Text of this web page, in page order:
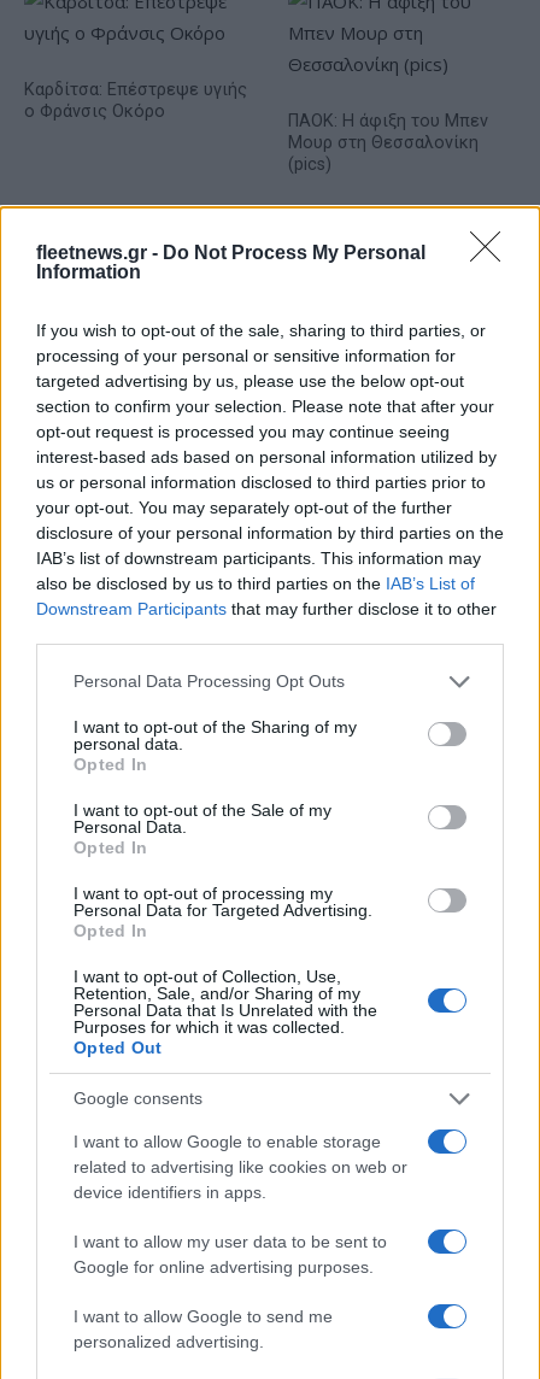
fleetnews.gr - Do Not Process My Personal
Information
If you wish to opt-out of the sale, sharing to third parties, or
processing of your personal or sensitive information for
targeted advertising by us, please use the below opt-out
section to confirm your selection. Please note that after your
opt-out request is processed you may continue seeing
interest-based ads based on personal information utilized by
us or personal information disclosed to third parties prior to
your opt-out. You may separately opt-out of the further
disclosure of your personal information by third parties on the
IAB’s list of downstream participants. This information may
also be disclosed by us to third parties on the IAB’s List of
Downstream Participants that may further disclose it to other
Please note that this website/app uses one or more Google
not limited to your visit or usage behaviour. You may click to
grant or deny consent to Google and its third-party tags to
use your data for below specified purposes in below Google
consent section.
Personal Data Processing Opt Outs
I want to opt-out of the Sharing of my
personal data.
Opted In
I want to opt-out of the Sale of my
Personal Data.
Opted In
I want to opt-out of processing my
Personal Data for Targeted Advertising.
Opted In
I want to opt-out of Collection, Use,
Retention, Sale, and/or Sharing of my
Personal Data that Is Unrelated with the
Purposes for which it was collected.
Opted Out
Google consents
I want to allow Google to enable storage
related to advertising like cookies on web or
device identifiers in apps.
I want to allow my user data to be sent to
Google for online advertising purposes.
I want to allow Google to send me
personalized advertising.
Καρδίτσα: Επέστρεψε υγιής
ο Φράνσις Οκόρο
ΠΑΟΚ: Η άφιξη του Μπεν
Μουρ στη Θεσσαλονίκη
(pics)
εργαλείο για βιώσιμη τουριστική ανάπτυξη
HELLENiQ ENERGY: Κέρδη
393 εκατ. ευρώ στο α'
εξάμηνο – Στα 734 εκατ.
ευρώ τα EBITDA
ΣΤΑΣΥ: 29,4 χλμ. νέων
σιδηροτροχιών στο Μετρό
στάδιο το μεγαλύτερο έργο
αναβάθμισης
Το FIAT 500 Hybrid τώρα
18η συνεχόμενη χρονιά για
τον ΟΤΕ στη διεθνή σειρά
δεικτών FTSE4Good
Alpha Bank: Για πρώτη φορά το Αρχαίο Θέατρο Επιδαύρου
άνοιξε τις πύλες του σε όλους
ESG Report 2025: Πώς η ΑΒ Βασιλόπουλος μετατρέπει τη